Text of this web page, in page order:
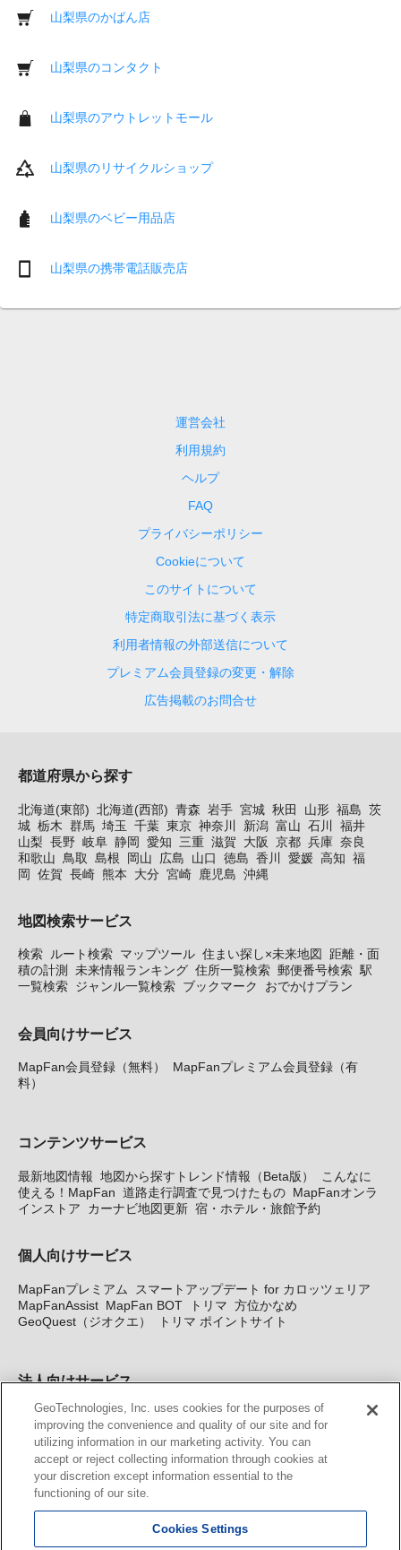
山梨県のかばん店
山梨県のコンタクト
山梨県のアウトレットモール
山梨県のリサイクルショップ
山梨県のベビー用品店
山梨県の携帯電話販売店
運営会社
利用規約
ヘルプ
FAQ
プライバシーポリシー
Cookieについて
このサイトについて
特定商取引法に基づく表示
利用者情報の外部送信について
プレミアム会員登録の変更・解除
広告掲載のお問合せ
都道府県から探す
北海道(東部) 北海道(西部) 青森 岩手 宮城 秋田 山形 福島 茨
城 栃木 群馬 埼玉 千葉 東京 神奈川 新潟 富山 石川
福井
山梨 長野 岐阜 静岡 愛知 三重 滋賀 大阪 京都 兵庫 奈良
和歌山
鳥取 島根 岡山 広島 山口 徳島 香川 愛媛 高知 福
岡 佐賀 長崎 熊本 大分 宮崎 鹿児島 沖縄
地図検索サービス
検索 ルート検索 マップツール 住まい探し×未来地図
距離・面
積の計測
未来情報ランキング 住所一覧検索 郵便番号検索 駅
一覧検索 ジャンル一覧検索 ブックマーク おでかけプラン
会員向けサービス
MapFan会員登録（無料）
MapFanプレミアム会員登録（有
料）
コンテンツサービス
最新地図情報 地図から探すトレンド情報（Beta版）
こんなに
使える！MapFan 道路走行調査で見つけたもの MapFanオンラ
インストア
カーナビ地図更新 宿・ホテル・旅館予約
個人向けサービス
MapFanプレミアム
スマートアップデート for カロッツェリア
MapFanAssist MapFan BOT トリマ 方位かなめ
GeoQuest（ジオクエ）
トリマ ポイントサイト
法人向けサービス
法人向け地図・位置情報サービス WEBサイト・システム向け地
図API Windows PC向け地図開発キット MapFan DB 住所確認
サービス
MAP WORLD+ トリマ広告 Geo-Research
カーナビ地図更新サービス
MapFan スマートメンバーズ
GeoTechnologies, Inc. uses cookies for the purposes of
improving the convenience and quality of our site and for
utilizing information in our marketing activity. You can
accept or reject collecting information through cookies at
your discretion except information essential to the
functioning of our site.
Cookies Settings